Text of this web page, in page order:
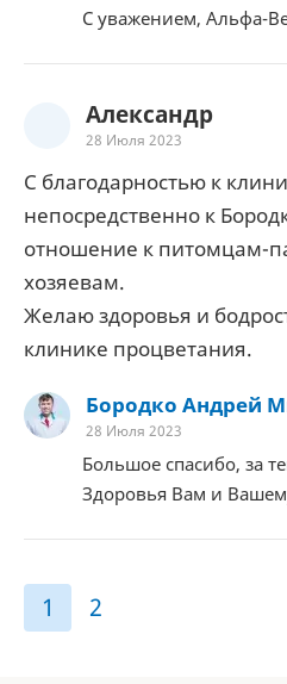
С уважением, Альфа-
Александр
28 Июля 2023
С благодарностью к
непосредственно к
отношение к питомцам-
хозяевам.
Желаю здоровья и
клинике процветания.
Бородко Андрей
28 Июля 2023
Большое спасибо, за
Здоровья Вам и
1 2